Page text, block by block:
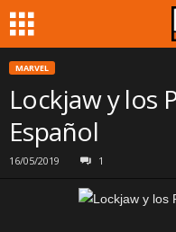
MARVEL
Lockjaw y los
Español
16/05/2019 1